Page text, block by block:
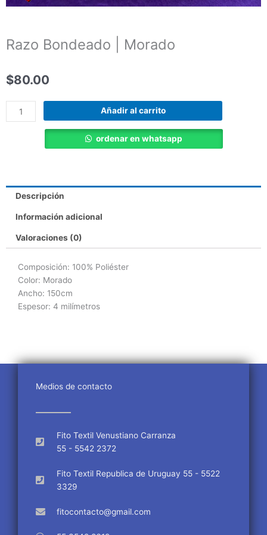
Razo Bondeado | Morado
$80.00
Razo
Bondeado
Añadir al carrito
ordenar en whatsapp
Descripción
Información adicional
Valoraciones (0)
Composición: 100% Poliéster
Color: Morado
Ancho: 150cm
Espesor: 4 milímetros
Medios de contacto
Fito Textil Venustiano Carranza
55 - 5542 2372
Fito Textil Republica de Uruguay 55 - 5522
3329
fitocontacto@gmail.com